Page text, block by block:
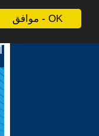
موافق - OK